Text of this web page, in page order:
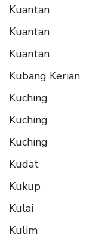
Kuantan
Kuantan
Kuantan
Kubang Kerian
Kuching
Kuching
Kuching
Kudat
Kukup
Kulai
Kulim